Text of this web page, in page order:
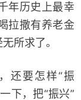
年历史上最幸
拉撒有养老金
所求了。
还要怎样“振
下，把“振兴”